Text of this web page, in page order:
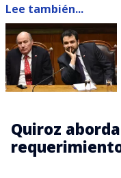
Lee también...
Quiroz